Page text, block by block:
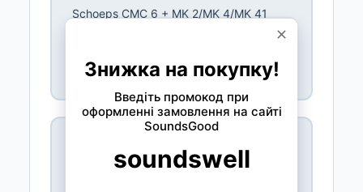
Schoeps CMC 6 + MK 2/MK 4/MK 41
Октава МК-012 (бюджет).
Студии с разными задачами: